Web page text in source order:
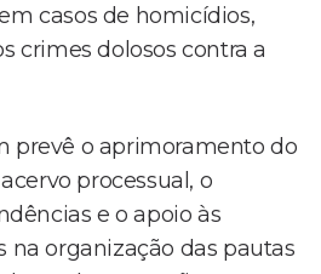
casos de homicídios,
crimes dolosos contra a
prevê o aprimoramento do
processual, o
e o apoio às
na organização das pautas